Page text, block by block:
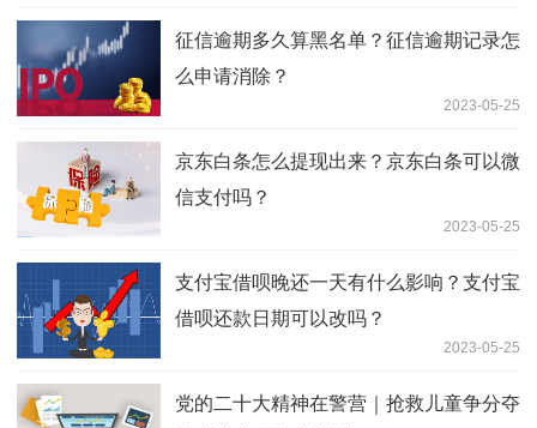
征信逾期多久算黑名单？征信逾期记录怎
么申请消除？
2023-05-25
京东白条怎么提现出来？京东白条可以微
信支付吗？
2023-05-25
支付宝借呗晚还一天有什么影响？支付宝
借呗还款日期可以改吗？
2023-05-25
党的二十大精神在警营｜抢救儿童争分夺